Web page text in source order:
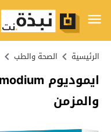
الرئيسية الصحة والطب
والمزمن